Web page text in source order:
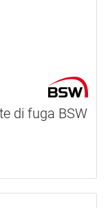
di fuga BSW